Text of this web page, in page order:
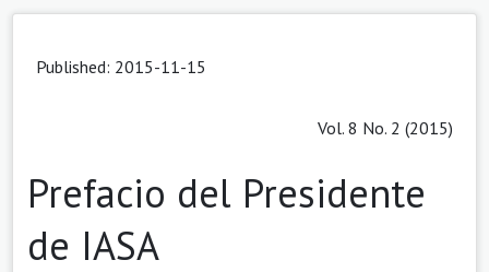
Published: 2015-11-15
Vol. 8 No. 2 (2015)
Prefacio del Presidente
de IASA